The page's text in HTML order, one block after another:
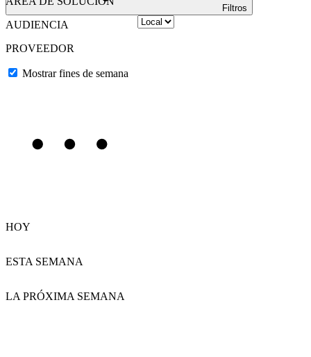
AUDIENCIA
PROVEEDOR
Mostrar fines de semana
HOY
ESTA SEMANA
LA PRÓXIMA SEMANA
Filtros